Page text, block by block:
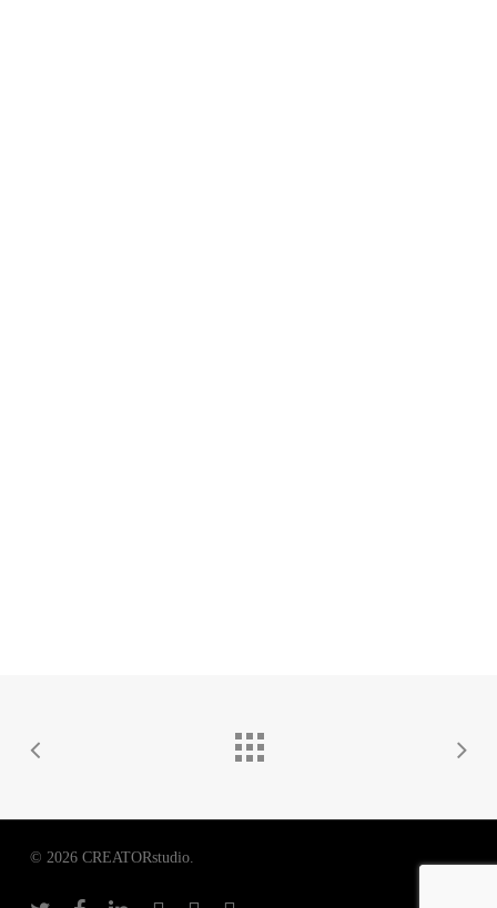
© 2026 CREATORstudio.